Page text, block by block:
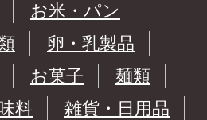
お米・パン
卵・乳製品
お菓子
麺類
料
雑貨・日用品